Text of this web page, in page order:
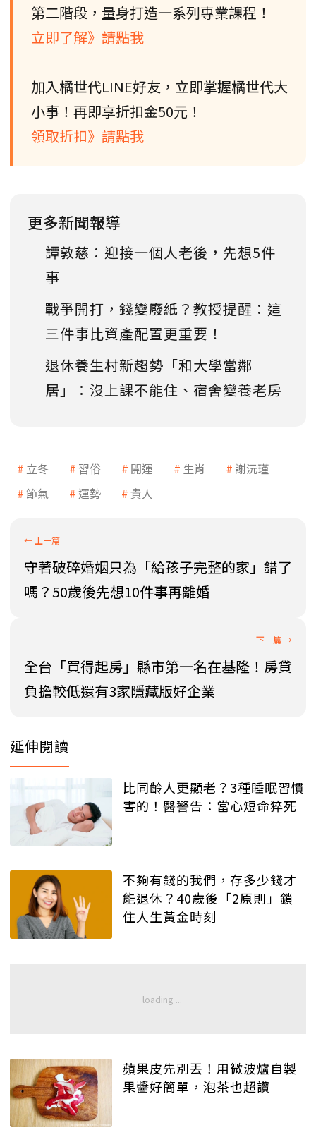
第二階段，量身打造一系列專業課程！
立即了解》請點我
加入橘世代LINE好友，立即掌握橘世代大
小事！再即享折扣金50元！
領取折扣》請點我
更多新聞報導
譚敦慈：迎接一個人老後，先想5件
事
戰爭開打，錢變廢紙？教授提醒：這
三件事比資產配置更重要！
退休養生村新趨勢「和大學當鄰
居」：沒上課不能住、宿舍變養老房
立冬 習俗 開運 生肖
謝沅瑾
節氣
運勢 貴人
守著破碎婚姻只為「給孩子完整的家」錯了
嗎？50歲後先想10件事再離婚
全台「買得起房」縣市第一名在基隆！房貸
負擔較低還有3家隱藏版好企業
延伸閱讀
比同齡人更顯老？3種睡眠習慣
害的！醫警告：當心短命猝死
不夠有錢的我們，存多少錢才
能退休？40歲後「2原則」鎖
住人生黃金時刻
蘋果皮先別丟！用微波爐自製
果醬好簡單，泡茶也超讚